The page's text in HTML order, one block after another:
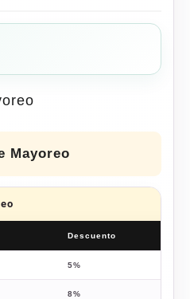
Mayoreo
Descuento
5%
8%